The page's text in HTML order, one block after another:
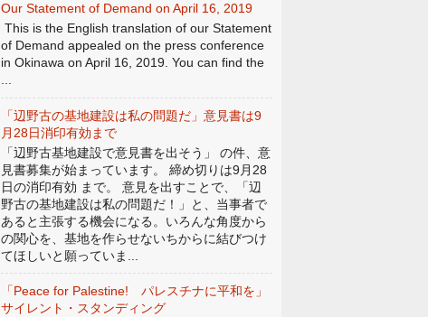
Our Statement of Demand on April 16, 2019
This is the English translation of our Statement
of Demand appealed on the press conference
in Okinawa on April 16, 2019. You can find the
「辺野古の基地建設は私の問題だ」意見書は9
月28日消印有効まで
「辺野古基地建設で意見書を出そう」 の件、意
見書募集が始まっています。 締め切りは9月28
日の消印有効 まで。 意見を出すことで、「辺
野古の基地建設は私の問題だ！」と、当事者で
あると主張する機会になる。いろんな角度から
の関心を、基地を作らせないちからに結びつけ
てほしいと願っていま...
「Peace for Palestine! パレスチナに平和を」
サイレント・スタンディング